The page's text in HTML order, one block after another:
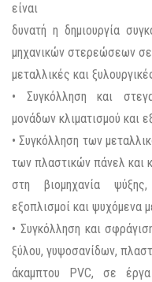
είναι
δυνατή η δημιουργία
μηχανικών στερεώσεων σε
μεταλλικές και
• Συγκόλληση και
μονάδων κλιματισμού και
• Συγκόλληση των
των πλαστικών πάνελ και
στη βιομηχανία
εξοπλισμοί και ψυχόμενα
• Συγκόλληση και
ξύλου, γυψοσανίδων,
άκαμπτου PVC, σε έργα